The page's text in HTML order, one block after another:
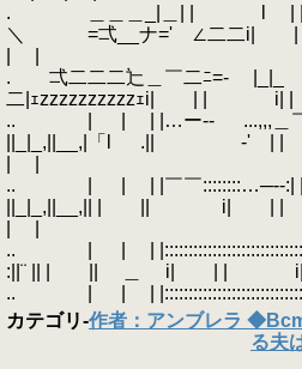
. ＿＿＿_|＿| | l |
＼ ゝ=弌__ナ='
. 弌二二二辷＿￣二ﾆ=- |_|_
二|ｪzzzzzzzzzzｪ
.. | | | |…ー-- ...,,,＿
||_|_,||__,|「l .||
.. | | | |￣￣::::::::…─‐‐:| | l
||_|_,||__,|| |
.. | | |
:||¨ || | || ＿ i| | | i|
.. | | |
カテゴリ-作者：アンブレラ
る夫